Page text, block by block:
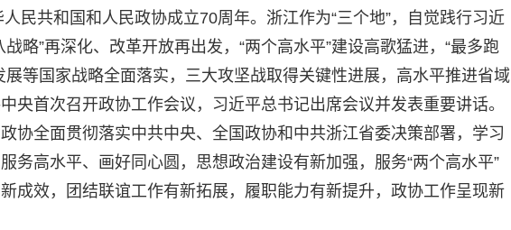
民共和国和人民政协成立70周年。浙江作为“三个地”，自觉践行习近
略”再深化、改革开放再出发，“两个高水平”建设高歌猛进，“最多跑
等国家战略全面落实，三大攻坚战取得关键性进展，高水平推进省域
央首次召开政协工作会议，习近平总书记出席会议并发表重要讲话。
协全面贯彻落实中共中央、全国政协和中共浙江省委决策部署，学习
务高水平、画好同心圆，思想政治建设有新加强，服务“两个高水平”
成效，团结联谊工作有新拓展，履职能力有新提升，政协工作呈现新